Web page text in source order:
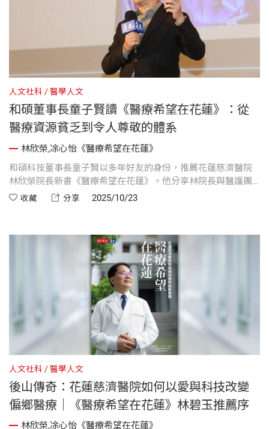
人文社科 醫學人文
和碩董事長童子賢讀《醫療希望在花蓮》：從
醫療資源貧乏到令人尊敬的體系
林欣榮,凃心怡《醫療希望在花蓮》
和碩科技董事長童子賢以多年好友的身份，推薦花蓮慈濟醫院
林欣榮院長新書《醫療希望在花蓮》。他分享林院長與醫護團
隊在花蓮後山建立信賴醫療體系的過程，展現他們在資源匱乏
收藏 分享 2025/10/23
人文社科 醫學人文
後山傳奇：花蓮慈濟醫院如何以愛與科技改變
偏鄉醫療｜《醫療希望在花蓮》林碧玉推薦序
林欣榮,凃心怡《醫療希望在花蓮》